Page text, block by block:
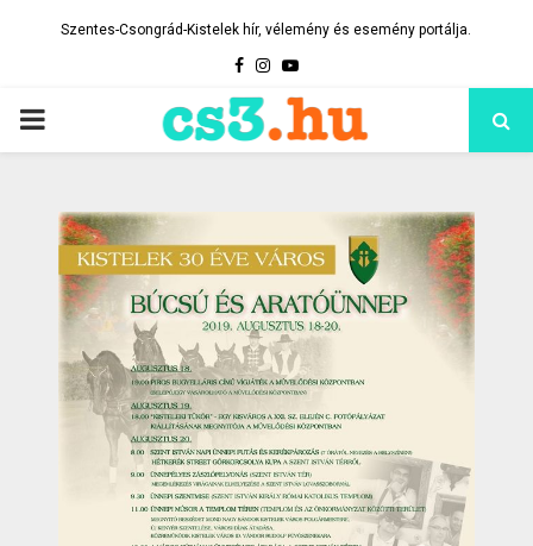
Szentes-Csongrád-Kistelek hír, vélemény és esemény portálja.
Facebook
Instagram
Youtube
PRIMARY